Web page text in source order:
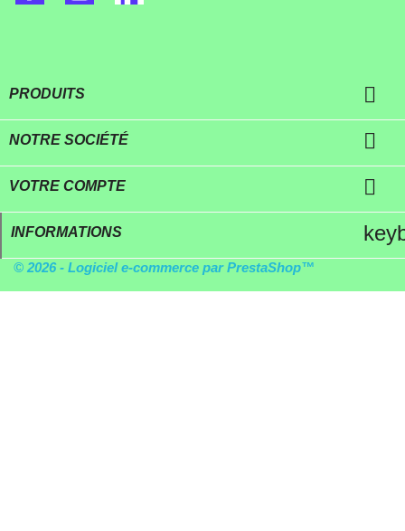
PRODUITS 
NOTRE SOCIÉTÉ 
VOTRE COMPTE 
INFORMATIONS
© 2026 - Logiciel e-commerce par PrestaShop™